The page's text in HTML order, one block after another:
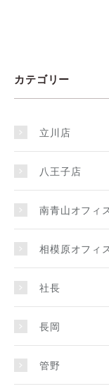
カテゴリー
立川店
八王子店
南青山オフィ
相模原オフィ
社長
長岡
管野